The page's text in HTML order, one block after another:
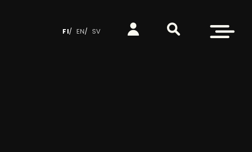
FI EN SV
Kirjaudu Etsi sivustoltaAvaa valikko